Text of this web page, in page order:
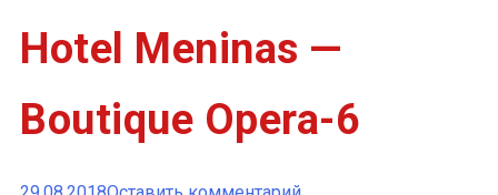
Hotel Meninas —
Boutique Opera-6